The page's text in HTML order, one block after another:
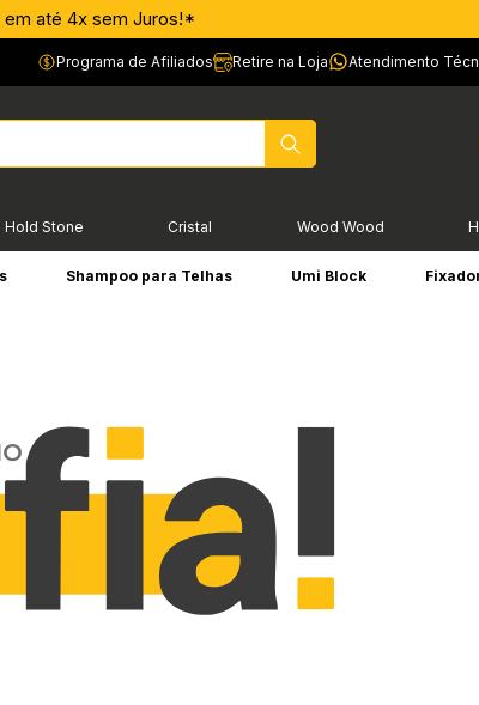
em até 4x sem Juros!*
Programa de Afiliados Retire na Loja Atendimento
Hold Stone Cristal Wood Wood
Shampoo para Telhas Umi Block